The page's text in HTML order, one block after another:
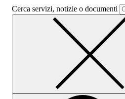
Cerca servizi, notizie o documenti